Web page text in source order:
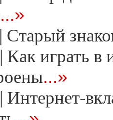
...»
| Старый
| Как играть в
...»
| Интернет-